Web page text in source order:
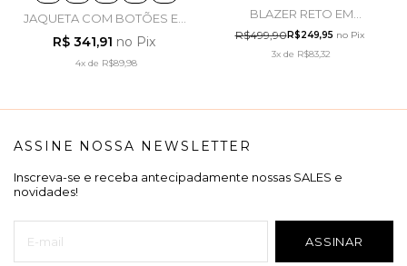
JAQUETA COM BOTÕES EM
JEANS ESCURO - LAURA
ROSA
R$ 341,91 no Pix
4xde R$89,98
BLAZER RETO EM
ALFAIATARIA CINZA -
LEKAZIS
R$499,90R$249,95 no Pix
3x de R$83,32
ASSINE NOSSA NEWSLETTER
Inscreva-se e receba antecipadamente nossas SALES e
novidades!